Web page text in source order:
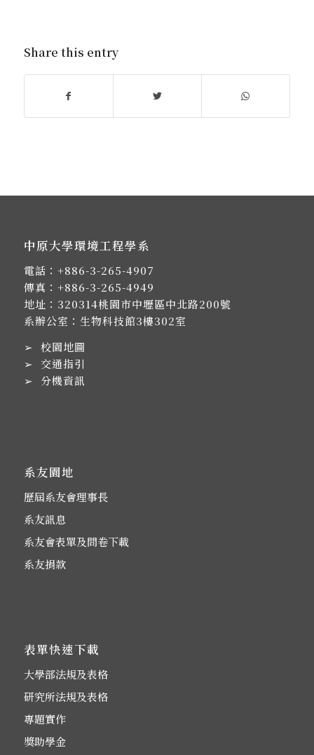
Share this entry
中原大學環境工程學系
電話： +886-3-265-4907
傳真：+886-3-265-4949
地址： 320314桃園市中壢區中北路200號
系辦公室：生物科技館3樓302室
➢ 校園地圖
➢ 交通指引
➢ 分機資訊
系友園地
歷屆系友會理事長
系友訊息
系友會表單及問卷下載
系友捐款
表單快速下載
大學部法規及表格
研究所法規及表格
專題實作
獎助學金